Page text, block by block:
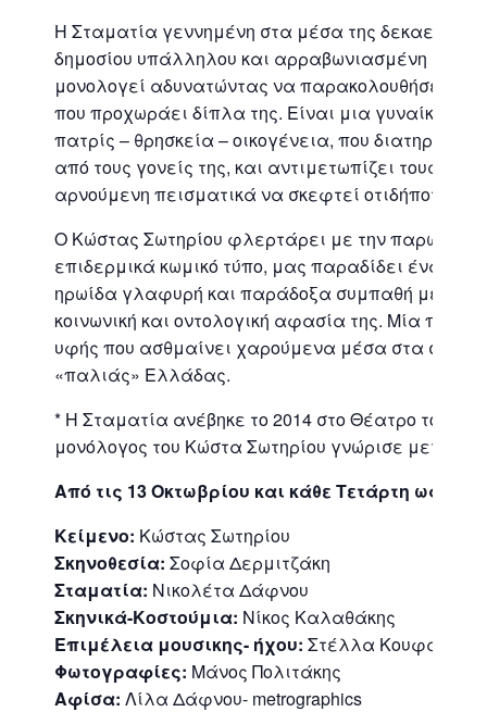
Η Σταματία γεννημένη στα μέσα της δεκαετίας
δημοσίου υπάλληλου και αρραβωνιασμένη με
μονολογεί αδυνατώντας να παρακολουθήσει και
που προχωράει δίπλα της. Είναι μια γυναίκα
πατρίς – θρησκεία – οικογένεια, που διατηρεί
από τους γονείς της, και αντιμετωπίζει τους
αρνούμενη πεισματικά να σκεφτεί οτιδήποτε
Ο Κώστας Σωτηρίου φλερτάρει με την παρωδία,
επιδερμικά κωμικό τύπο, μας παραδίδει έναν
ηρωίδα γλαφυρή και παράδοξα συμπαθή μέσα
κοινωνική και οντολογική αφασία της. Μία
υφής που ασθμαίνει χαρούμενα μέσα στα
«παλιάς» Ελλάδας.
* Η Σταματία ανέβηκε το 2014 στο Θέατρο του
μονόλογος του Κώστα Σωτηρίου γνώρισε μεγάλη
Από τις 13 Οκτωβρίου και κάθε Τετάρτη ως τις
Κείμενο: Κώστας Σωτηρίου
Σκηνοθεσία: Σοφία Δερμιτζάκη
Σταματία: Νικολέτα Δάφνου
Σκηνικά-Κοστούμια: Νίκος Καλαθάκης
Επιμέλεια μουσικης- ήχου: Στέλλα Κουφάκη,
Φωτογραφίες: Μάνος Πολιτάκης
Αφίσα: Λίλα Δάφνου- metrographics